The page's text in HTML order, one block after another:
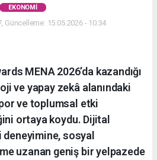
EKONOMI
Güncelleme: 15.05.2026 - 10:34
MENA 2026’da kazandığı
ve yapay zekâ alanındaki
ve toplumsal etki
ortaya koydu. Dijital
sosyal
uzanan geniş bir yelpazede